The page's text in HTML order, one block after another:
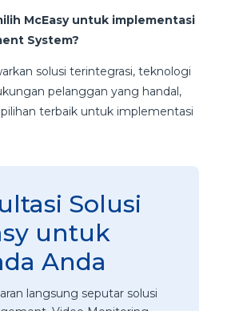
McEasy untuk implementasi
System?
solusi terintegrasi, teknologi
pelanggan yang handal,
terbaik untuk implementasi
Solusi
untuk
Anda
langsung seputar solusi